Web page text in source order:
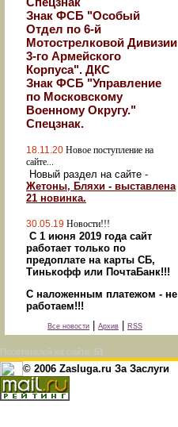
Знак ФСБ "Особый
Отдел по 6-й
Мотострелковой Дивизии
3-го Армейского
Корпуса". ДКС
Знак ФСБ "Управление
по Московскому
Военному Округу."
Спецзнак.
18.11.20 Новое поступление на
сайте...
Новый раздел на сайте -
Жетоны, Бляхи - выставлена
21 новинка.
30.05.19 Новости!!!
С 1 июня 2019 года сайт
работает только по
предоплате на карты СБ,
Тинькофф или ПочтаБанк!!!
С наложенным платежом - не
работаем!!!
Все новости Архив RSS
Посетителей на сайте: 51
© 2006 Zasluga.ru За Заслуги